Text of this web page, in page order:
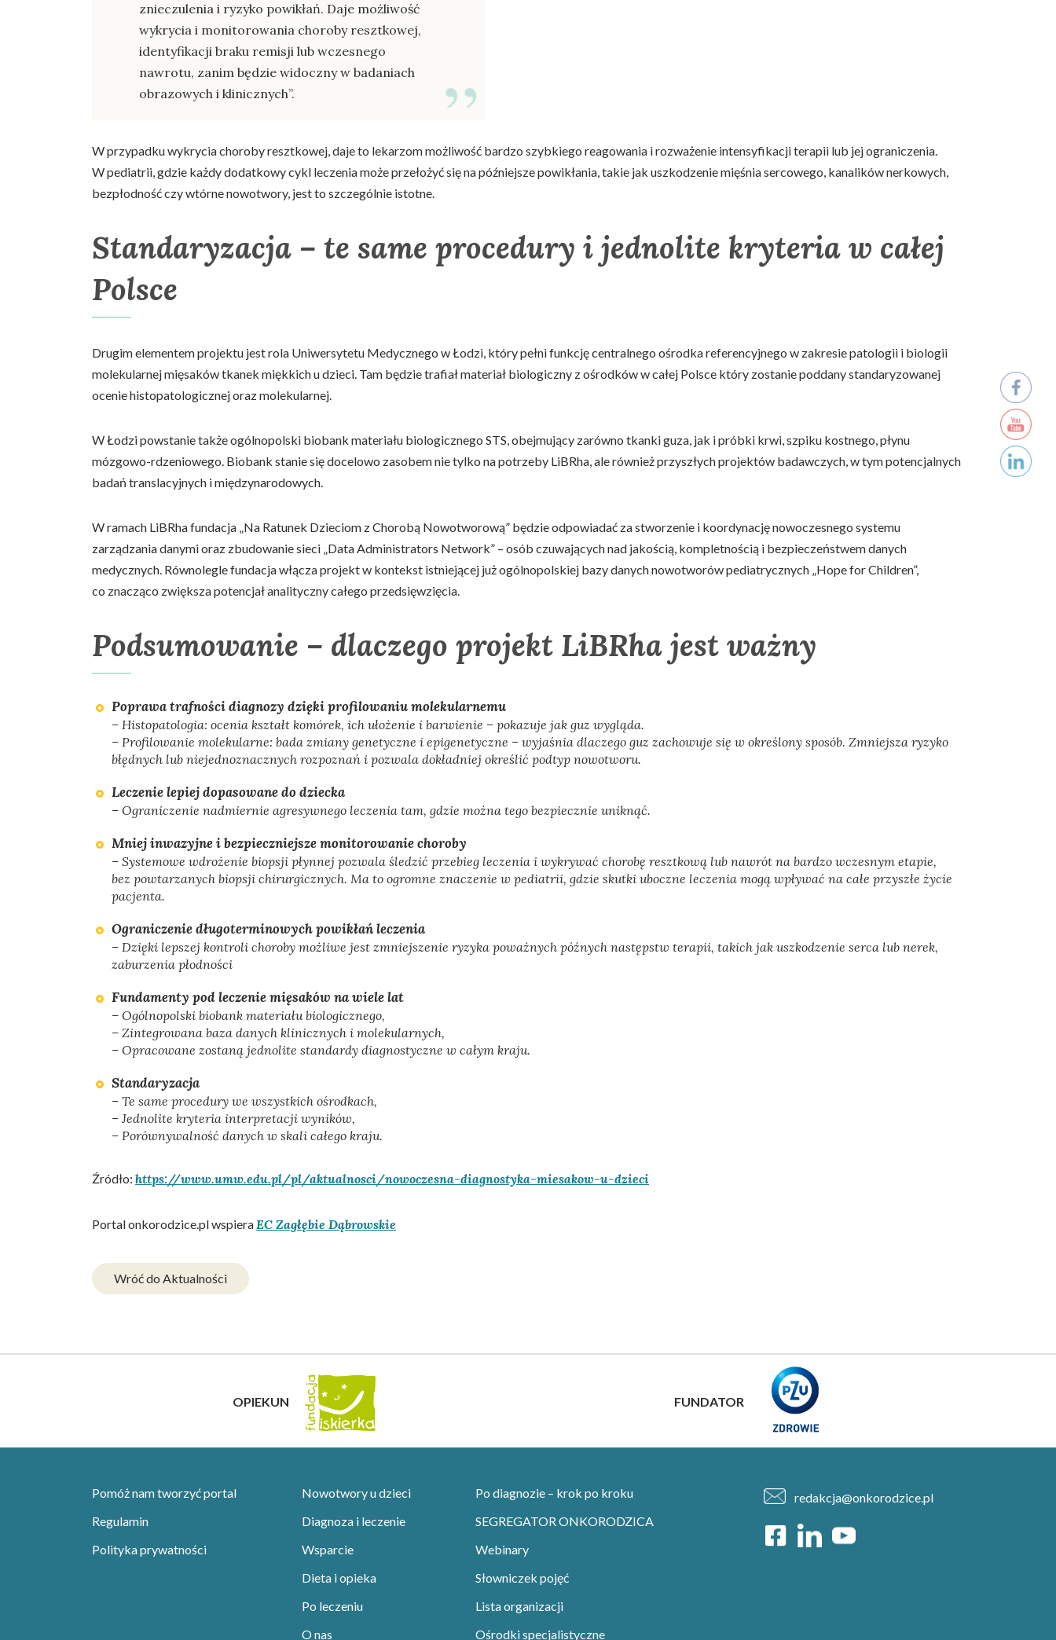
znieczulenia i ryzyko powikłań. Daje możliwość
wykrycia i monitorowania choroby resztkowej,
identyfikacji braku remisji lub wczesnego
nawrotu, zanim będzie widoczny w badaniach
obrazowych i klinicznych”.
W przypadku wykrycia choroby resztkowej, daje to lekarzom możliwość bardzo szybkiego reagowania i rozważenie intensyfikacji terapii lub jej ograniczenia.
W pediatrii, gdzie każdy dodatkowy cykl leczenia może przełożyć się na późniejsze powikłania, takie jak uszkodzenie mięśnia sercowego, kanalików nerkowych,
bezpłodność czy wtórne nowotwory, jest to szczególnie istotne.
Standaryzacja – te same procedury i jednolite kryteria w całej
Polsce
Drugim elementem projektu jest rola Uniwersytetu Medycznego w Łodzi, który pełni funkcję centralnego ośrodka referencyjnego w zakresie patologii i biologii
molekularnej mięsaków tkanek miękkich u dzieci. Tam będzie trafiał materiał biologiczny z ośrodków w całej Polsce który zostanie poddany standaryzowanej
ocenie histopatologicznej oraz molekularnej.
W Łodzi powstanie także ogólnopolski biobank materiału biologicznego STS, obejmujący zarówno tkanki guza, jak i próbki krwi, szpiku kostnego, płynu
mózgowo-rdzeniowego. Biobank stanie się docelowo zasobem nie tylko na potrzeby LiBRha, ale również przyszłych projektów badawczych, w tym potencjalnych
badań translacyjnych i międzynarodowych.
W ramach LiBRha fundacja „Na Ratunek Dzieciom z Chorobą Nowotworową” będzie odpowiadać za stworzenie i koordynację nowoczesnego systemu
zarządzania danymi oraz zbudowanie sieci „Data Administrators Network” – osób czuwających nad jakością, kompletnością i bezpieczeństwem danych
medycznych. Równolegle fundacja włącza projekt w kontekst istniejącej już ogólnopolskiej bazy danych nowotworów pediatrycznych „Hope for Children”,
co znacząco zwiększa potencjał analityczny całego przedsięwzięcia.
Podsumowanie – dlaczego projekt LiBRha jest ważny
Poprawa trafności diagnozy dzięki profilowaniu molekularnemu
– Histopatologia: ocenia kształt komórek, ich ułożenie i barwienie – pokazuje jak guz wygląda.
– Profilowanie molekularne: bada zmiany genetyczne i epigenetyczne – wyjaśnia dlaczego guz zachowuje się w określony sposób. Zmniejsza ryzyko
błędnych lub niejednoznacznych rozpoznań i pozwala dokładniej określić podtyp nowotworu.
Leczenie lepiej dopasowane do dziecka
– Ograniczenie nadmiernie agresywnego leczenia tam, gdzie można tego bezpiecznie uniknąć.
Mniej inwazyjne i bezpieczniejsze monitorowanie choroby
– Systemowe wdrożenie biopsji płynnej pozwala śledzić przebieg leczenia i wykrywać chorobę resztkową lub nawrót na bardzo wczesnym etapie,
bez powtarzanych biopsji chirurgicznych. Ma to ogromne znaczenie w pediatrii, gdzie skutki uboczne leczenia mogą wpływać na całe przyszłe życie
pacjenta.
Ograniczenie długoterminowych powikłań leczenia
– Dzięki lepszej kontroli choroby możliwe jest zmniejszenie ryzyka poważnych późnych następstw terapii, takich jak uszkodzenie serca lub nerek,
zaburzenia płodności
Fundamenty pod leczenie mięsaków na wiele lat
– Ogólnopolski biobank materiału biologicznego,
– Zintegrowana baza danych klinicznych i molekularnych,
– Opracowane zostaną jednolite standardy diagnostyczne w całym kraju.
Standaryzacja
– Te same procedury we wszystkich ośrodkach,
– Jednolite kryteria interpretacji wyników,
– Porównywalność danych w skali całego kraju.
Źródło: https://www.umw.edu.pl/pl/aktualnosci/nowoczesna-diagnostyka-miesakow-u-dzieci
Portal onkorodzice.pl wspieraEC Zagłębie Dąbrowskie
Wróć do Aktualności
OPIEKUN FUNDATOR
Pomóż nam tworzyć portal
Regulamin
Polityka prywatności
Nowotwory u dzieci
Diagnoza i leczenie
Wsparcie
Dieta i opieka
Po leczeniu
O nas
Po diagnozie – krok po kroku
SEGREGATOR ONKORODZICA
Webinary
Słowniczek pojęć
Lista organizacji
Ośrodki specjalistyczne
redakcja@onkorodzice.pl